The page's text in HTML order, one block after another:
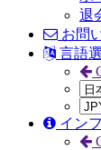
退
お問
言語
イン